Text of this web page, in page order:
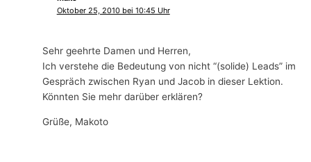
Oktober 25, 2010 bei 10:45 Uhr
Sehr geehrte Damen und Herren,
Ich verstehe die Bedeutung von nicht “(solide) Leads” im
Gespräch zwischen Ryan und Jacob in dieser Lektion.
Könnten Sie mehr darüber erklären?
Grüße, Makoto